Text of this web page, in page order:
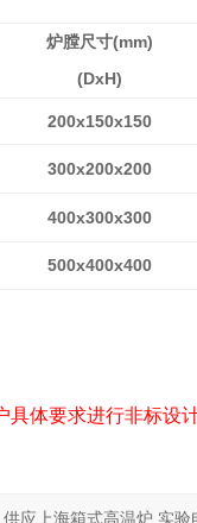
炉膛尺寸(mm)
(DxH)
200x150x150
300x200x200
400x300x300
500x400x400
体要求进行非标设